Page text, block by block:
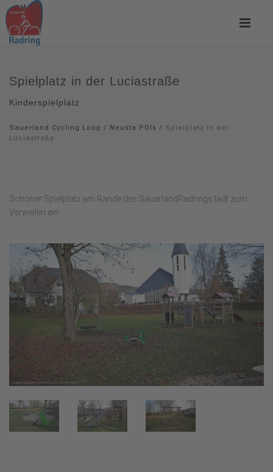
Spielplatz in der Luciastraße
Kinderspielplatz
Sauerland Cycling Loop / Neusta POIs / Spielplatz in der
Luciastraße
Schöner Spielplatz am Rande des SauerlandRadrings lädt zum
Verweilen ein.